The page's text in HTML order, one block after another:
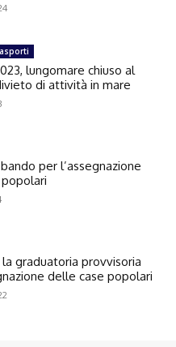
lungomare chiuso al
di attività in mare
per l’assegnazione
graduatoria provvisoria
delle case popolari